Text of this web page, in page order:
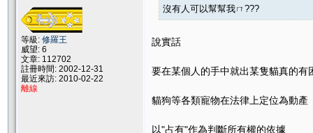
等級: 修羅王
威望: 6
文章: 112702
註冊時間: 2002-12-31
最近來訪: 2010-02-22
離線
沒有人可以幫幫我ㄇ???
說實話
要在某個人的手中就出某隻貓真的有
貓狗等各類寵物在法律上定位為動產
以"占有"作為判斷所有權的依據